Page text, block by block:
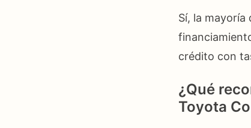
Sí, la
crédito con
¿Qué
Toyota